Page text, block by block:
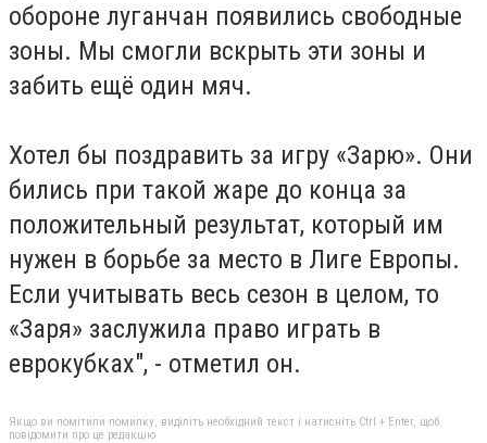
обороне луганчан появились свободные
зоны. Мы смогли вскрыть эти зоны и
забить ещё один мяч.
Хотел бы поздравить за игру «Зарю». Они
бились при такой жаре до конца за
положительный результат, который им
нужен в борьбе за место в Лиге Европы.
Если учитывать весь сезон в целом, то
«Заря» заслужила право играть в
еврокубках", - отметил он.
Якщо ви помітили помилку, виділіть необхідний текст і натисніть Ctrl + Enter, щоб
повідомити про це редакцію